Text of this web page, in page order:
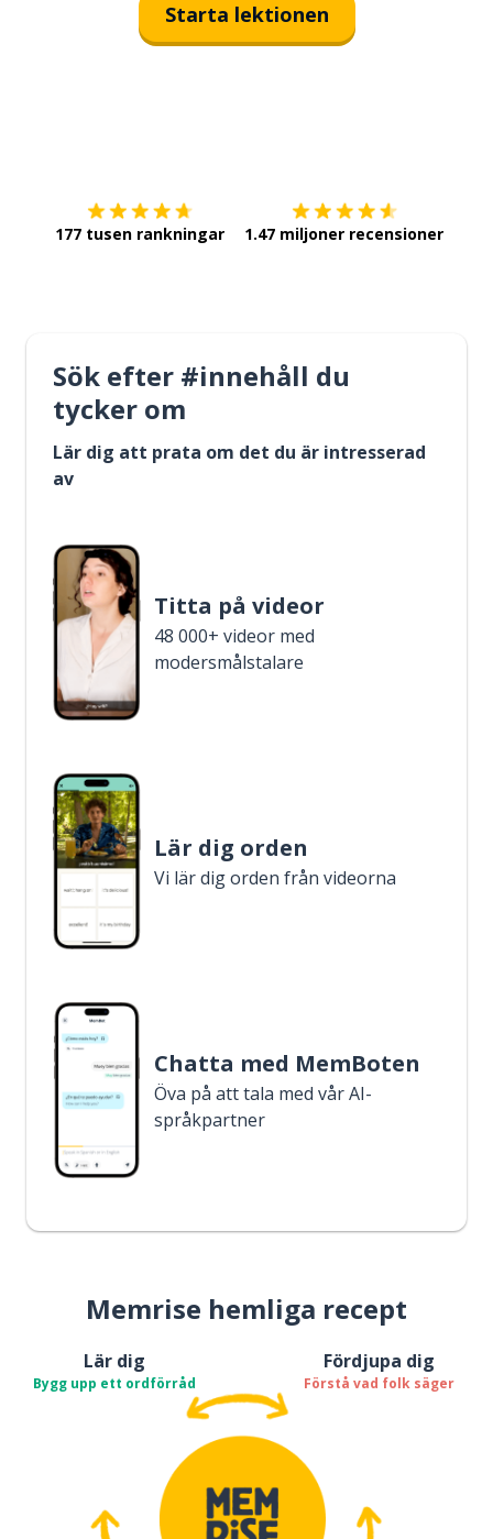
Starta lektionen
177 tusen rankningar 1.47 miljoner recensioner
Sök efter #innehåll du
tycker om
Lär dig att prata om det du är intresserad
av
Titta på videor
48 000+ videor med
modersmålstalare
Lär dig orden
Vi lär dig orden från videorna
Chatta med MemBoten
Öva på att tala med vår AI-
språkpartner
Memrise hemliga recept
Lär dig
Bygg upp ett ordförråd
Fördjupa dig
Förstå vad folk säger